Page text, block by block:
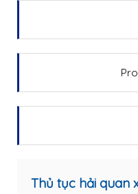
Thủ tục hải quan